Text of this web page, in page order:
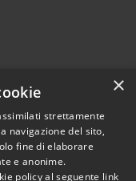
© 2026 • Comune di
• Powered by
×
strettamente
navigazione del sito,
fine di elaborare
e anonime.
policy al seguente link